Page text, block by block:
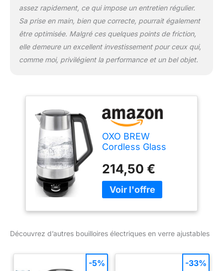
assez rapidement, ce qui impose un entretien régulier.
Sa prise en main, bien que correcte, pourrait également
être optimisée. Malgré ces quelques points de friction,
elle demeure un excellent investissement pour ceux qui,
comme moi, privilégient la performance et un bel objet.
OXO BREW
Cordless Glass
Temperature Kettle,
Stainless Steel
214,50 €
Découvrez d’autres bouilloires électriques en verre ajustables
-5% -33%